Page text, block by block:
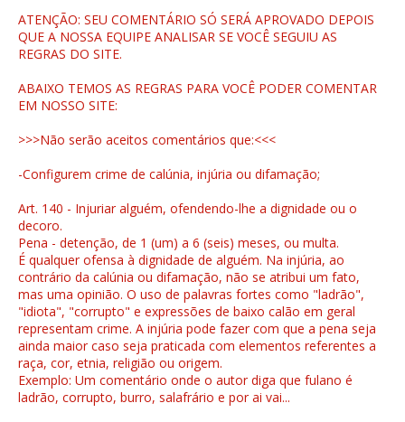
ATENÇÃO: SEU COMENTÁRIO SÓ SERÁ APROVADO DEPOIS
QUE A NOSSA EQUIPE ANALISAR SE VOCÊ SEGUIU AS
REGRAS DO SITE.
ABAIXO TEMOS AS REGRAS PARA VOCÊ PODER COMENTAR
EM NOSSO SITE:
>>>Não serão aceitos comentários que:<<<
-Configurem crime de calúnia, injúria ou difamação;
Art. 140 - Injuriar alguém, ofendendo-lhe a dignidade ou o
decoro.
Pena - detenção, de 1 (um) a 6 (seis) meses, ou multa.
É qualquer ofensa à dignidade de alguém. Na injúria, ao
contrário da calúnia ou difamação, não se atribui um fato,
mas uma opinião. O uso de palavras fortes como "ladrão",
"idiota", "corrupto" e expressões de baixo calão em geral
representam crime. A injúria pode fazer com que a pena seja
ainda maior caso seja praticada com elementos referentes a
raça, cor, etnia, religião ou origem.
Exemplo: Um comentário onde o autor diga que fulano é
ladrão, corrupto, burro, salafrário e por ai vai...